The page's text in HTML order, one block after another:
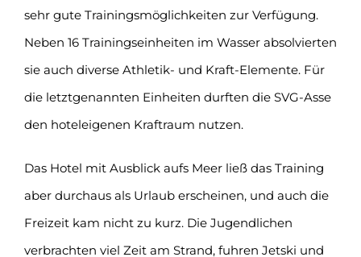
sehr gute Trainingsmöglichkeiten zur Verfügung.
Neben 16 Trainingseinheiten im Wasser absolvierten
sie auch diverse Athletik- und Kraft-Elemente. Für
die letztgenannten Einheiten durften die SVG-Asse
den hoteleigenen Kraftraum nutzen.
Das Hotel mit Ausblick aufs Meer ließ das Training
aber durchaus als Urlaub erscheinen, und auch die
Freizeit kam nicht zu kurz. Die Jugendlichen
verbrachten viel Zeit am Strand, fuhren Jetski und